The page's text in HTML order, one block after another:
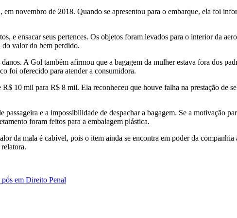
novembro de 2018. Quando se apresentou para o embarque, ela foi
e ensacar seus pertences. Os objetos foram levados para o interior da
do valor do bem perdido.
A Gol também afirmou que a bagagem da mulher estava fora dos
foi oferecido para atender a consumidora.
10 mil para R$ 8 mil. Ela reconheceu que houve falha na prestação de
e a impossibilidade de despachar a bagagem. Se a motivação
foram feitos para a embalagem plástica.
da mala é cabível, pois o item ainda se encontra em poder da
pós em Direito Penal